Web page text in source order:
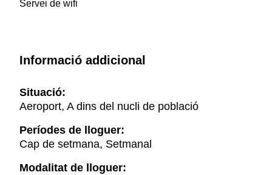
Servei de wifi
Informació addicional
Situació:
Aeroport, A dins del nucli de població
Períodes de lloguer:
Cap de setmana, Setmanal
Modalitat de lloguer: